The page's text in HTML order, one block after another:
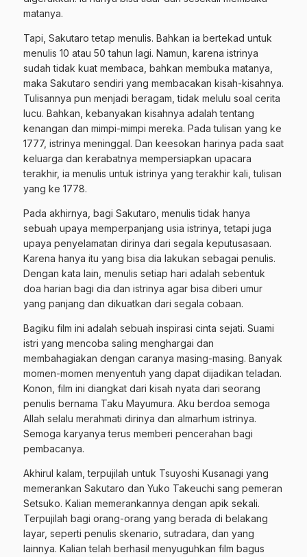
matanya.
Tapi, Sakutaro tetap menulis. Bahkan ia bertekad untuk
menulis 10 atau 50 tahun lagi. Namun, karena istrinya
sudah tidak kuat membaca, bahkan membuka matanya,
maka Sakutaro sendiri yang membacakan kisah-kisahnya.
Tulisannya pun menjadi beragam, tidak melulu soal cerita
lucu. Bahkan, kebanyakan kisahnya adalah tentang
kenangan dan mimpi-mimpi mereka. Pada tulisan yang ke
1777, istrinya meninggal. Dan keesokan harinya pada saat
keluarga dan kerabatnya mempersiapkan upacara
terakhir, ia menulis untuk istrinya yang terakhir kali, tulisan
yang ke 1778.
Pada akhirnya, bagi Sakutaro, menulis tidak hanya
sebuah upaya memperpanjang usia istrinya, tetapi juga
upaya penyelamatan dirinya dari segala keputusasaan.
Karena hanya itu yang bisa dia lakukan sebagai penulis.
Dengan kata lain, menulis setiap hari adalah sebentuk
doa harian bagi dia dan istrinya agar bisa diberi umur
yang panjang dan dikuatkan dari segala cobaan.
Bagiku film ini adalah sebuah inspirasi cinta sejati. Suami
istri yang mencoba saling menghargai dan
membahagiakan dengan caranya masing-masing. Banyak
momen-momen menyentuh yang dapat dijadikan teladan.
Konon, film ini diangkat dari kisah nyata dari seorang
penulis bernama Taku Mayumura. Aku berdoa semoga
Allah selalu merahmati dirinya dan almarhum istrinya.
Semoga karyanya terus memberi pencerahan bagi
pembacanya.
Akhirul kalam, terpujilah untuk Tsuyoshi Kusanagi yang
memerankan Sakutaro dan Yuko Takeuchi sang pemeran
Setsuko. Kalian memerankannya dengan apik sekali.
Terpujilah bagi orang-orang yang berada di belakang
layar, seperti penulis skenario, sutradara, dan yang
lainnya. Kalian telah berhasil menyuguhkan film bagus